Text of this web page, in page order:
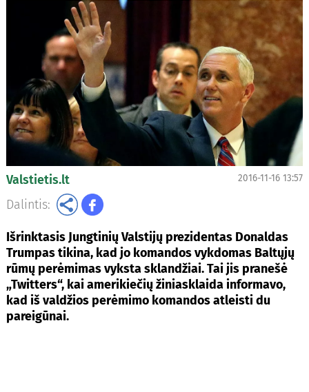
Valstietis.lt 2016-11-16 13:57
Dalintis:
Išrinktasis Jungtinių Valstijų prezidentas Donaldas
Trumpas tikina, kad jo komandos vykdomas Baltųjų
rūmų perėmimas vyksta sklandžiai. Tai jis pranešė
„Twitters“, kai amerikiečių žiniasklaida informavo,
kad iš valdžios perėmimo komandos atleisti du
pareigūnai.